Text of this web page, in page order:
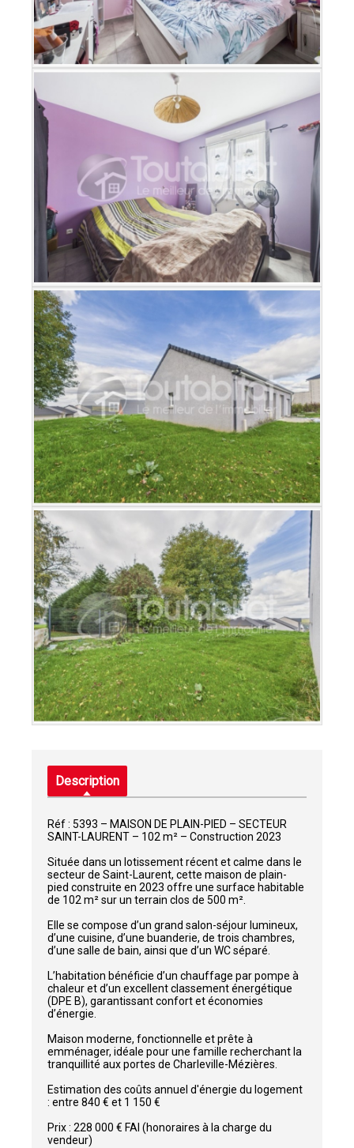
Description
Réf : 5393 – MAISON DE PLAIN-PIED – SECTEUR
SAINT-LAURENT – 102 m² – Construction 2023
Située dans un lotissement récent et calme dans le
secteur de Saint-Laurent, cette maison de plain-
pied construite en 2023 offre une surface habitable
de 102 m² sur un terrain clos de 500 m².
Elle se compose d’un grand salon-séjour lumineux,
d’une cuisine, d’une buanderie, de trois chambres,
d’une salle de bain, ainsi que d’un WC séparé.
L’habitation bénéficie d’un chauffage par pompe à
chaleur et d’un excellent classement énergétique
(DPE B), garantissant confort et économies
d’énergie.
Maison moderne, fonctionnelle et prête à
emménager, idéale pour une famille recherchant la
tranquillité aux portes de Charleville-Mézières.
Estimation des coûts annuel d'énergie du logement
: entre 840 € et 1 150 €
Prix : 228 000 € FAI (honoraires à la charge du
vendeur)